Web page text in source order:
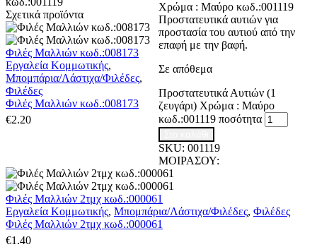
Χρώμα : Μαύρο κωδ.:001119
Προστατευτικά αυτιών για
προστασία του αυτιού από την
επαφή με την βαφή.
Σε απόθεμα
Προστατευτικά Αυτιών (1
ζευγάρι) Χρώμα : Μαύρο
κωδ.:001119 ποσότητα
SKU: 001119
ΜΟΙΡΑΣΟΥ:
Σχετικά προϊόντα
Φιλές Μαλλιών κωδ.:008173
Εργαλεία Κομμωτικής,
Μπομπάρια/Λάστιχα/Φιλέδες,
Φιλέδες
Φιλές Μαλλιών κωδ.:008173
€2.20
Φιλές Μαλλιών 2τμχ κωδ.:000061
Εργαλεία Κομμωτικής, Μπομπάρια/Λάστιχα/Φιλέδες, Φιλέδες
Φιλές Μαλλιών 2τμχ κωδ.:000061
€1.40